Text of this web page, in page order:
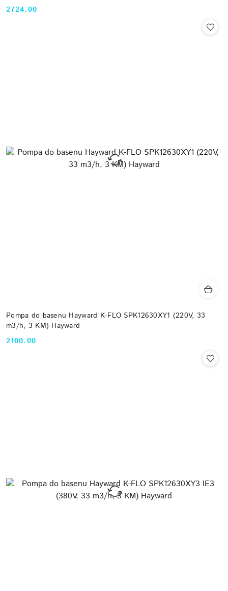
Cena:
2724.00
Pompa do basenu Hayward K-FLO SPK12630XY1 (220V, 33
m3/h, 3 KM) Hayward
Cena:
2100.00